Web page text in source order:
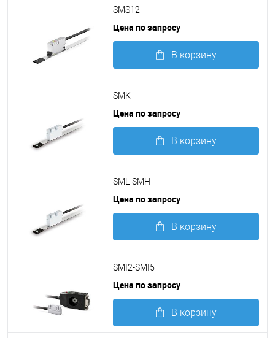
SMS12
Цена по запросу
В корзину
SMK
Цена по запросу
В корзину
SML-SMH
Цена по запросу
В корзину
SMI2-SMI5
Цена по запросу
В корзину